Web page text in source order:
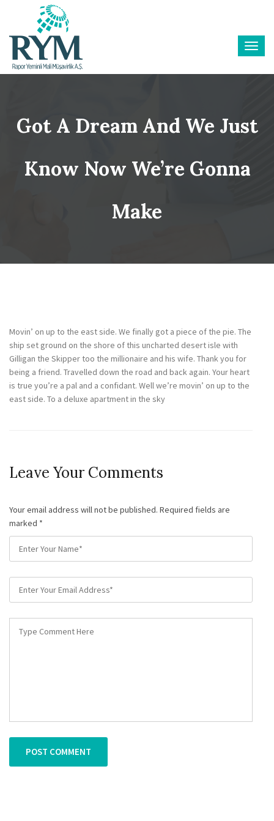
Got A Dream And We Just
Know Now We’re Gonna
Make
May
Movin’ on up to the east side. We finally got a piece of the pie. The
ship set ground on the shore of this uncharted desert isle with
Gilligan the Skipper too the millionaire and his wife. Thank you for
being a friend. Travelled down the road and back again. Your heart
is true you’re a pal and a confidant. Well we’re movin’ on up to the
east side. To a deluxe apartment in the sky
Leave Your Comments
Your email address will not be published. Required fields are
marked *
POST COMMENT